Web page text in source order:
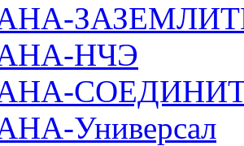
НЧЭ
Универсал